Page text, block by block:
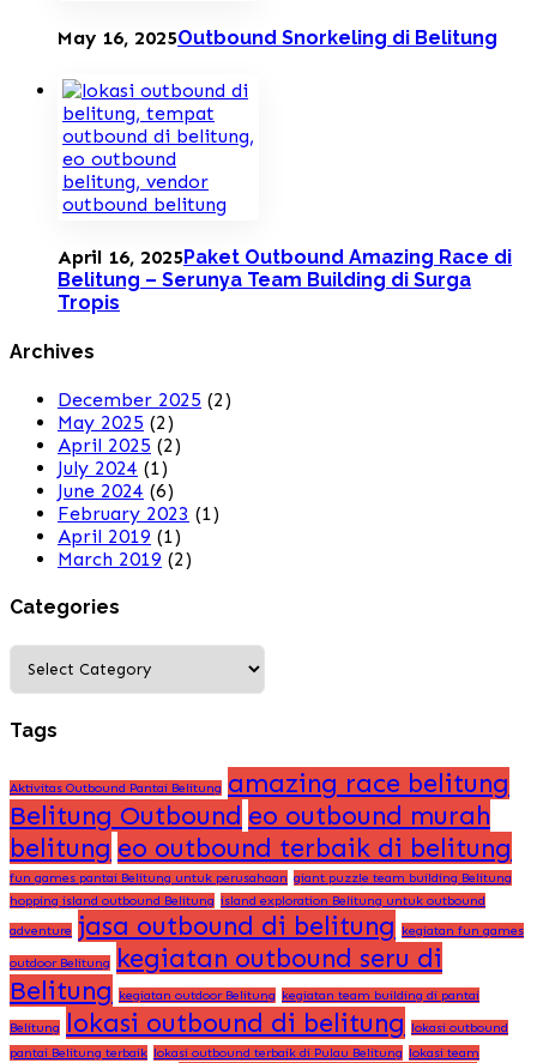
May 16, 2025Outbound Snorkeling di Belitung
April 16, 2025 Paket Outbound Amazing Race di
Belitung – Serunya Team Building di Surga
Tropis
Archives
December 2025 (2)
May 2025 (2)
April 2025 (2)
July 2024 (1)
June 2024 (6)
February 2023 (1)
April 2019 (1)
March 2019 (2)
Categories
Categories
Tags
Aktivitas Outbound Pantai Belitung amazing race belitung
Belitung Outbound eo outbound murah
belitung eo outbound terbaik di belitung
fun games pantai Belitung untuk perusahaan giant puzzle team building Belitung
hopping island outbound Belitung island exploration Belitung untuk outbound
adventure jasa outbound di belitung kegiatan fun games
outdoor Belitung
kegiatan outbound seru di
Belitung
kegiatan outdoor Belitung kegiatan team building di pantai
Belitung lokasi outbound di belitung
lokasi outbound
pantai Belitung terbaik lokasi outbound terbaik di Pulau Belitung lokasi team